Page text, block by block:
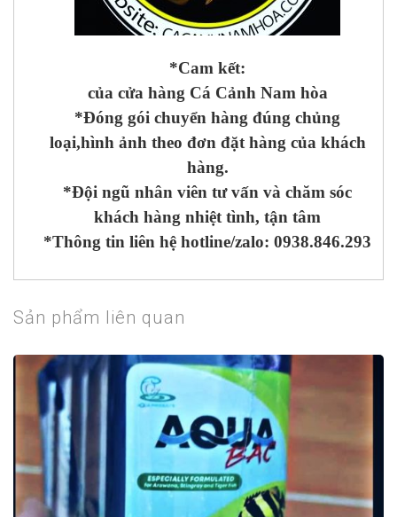
*Cam kết:
của cửa hàng Cá Cảnh Nam hòa
*Đóng gói chuyển hàng đúng chủng
loại,hình ảnh theo đơn đặt hàng của khách
hàng.
*Đội ngũ nhân viên tư vấn và chăm sóc
khách hàng nhiệt tình, tận tâm
*Thông tin liên hệ hotline/zalo: 0938.846.293
Sản phẩm liên quan